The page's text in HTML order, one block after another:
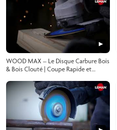
▶
WOOD MAX – Le Disque Carbure Bois
& Bois Clouté | Coupe Rapide et